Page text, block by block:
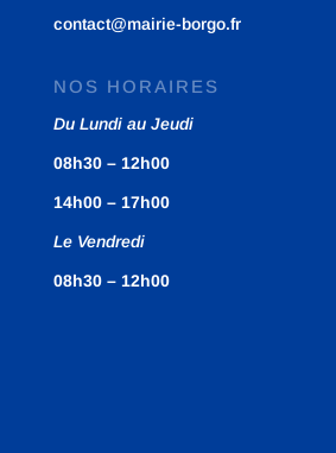
contact@mairie-borgo.fr
NOS HORAIRES
Du Lundi au Jeudi
08h30 – 12h00
14h00 – 17h00
Le Vendredi
08h30 – 12h00